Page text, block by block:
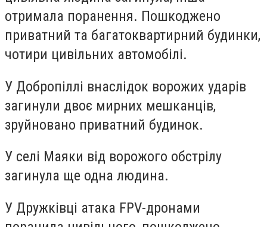
отримала поранення. Пошкоджено
приватний та багатоквартирний будинки,
чотири цивільних автомобілі.
У Добропіллі внаслідок ворожих ударів
загинули двоє мирних мешканців,
зруйновано приватний будинок.
У селі Маяки від ворожого обстрілу
загинула ще одна людина.
У Дружківці атака FPV-дронами